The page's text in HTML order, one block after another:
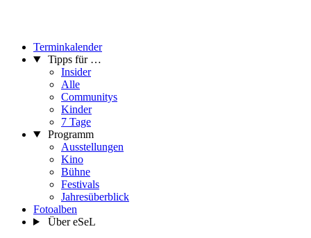
Terminkalender
Tipps für …
Insider
Alle
Communitys
Kinder
7 Tage
Programm
Ausstellungen
Kino
Bühne
Festivals
Jahresüberblick
Fotoalben
Über eSeL